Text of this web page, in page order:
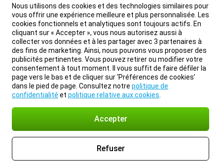
Nous utilisons des cookies et des technologies similaires pour
vous offrir une expérience meilleure et plus personnalisée. Les
cookies fonctionnels et analytiques sont toujours actifs. En
cliquant sur « Accepter », vous nous autorisez aussi à
collecter vos données et à les partager avec 3 partenaires à
des fins de marketing. Ainsi, nous pouvons vous proposer des
publicités pertinentes. Vous pouvez retirer ou modifier votre
consentement à tout moment. Il vous suffit de faire défiler la
page vers le bas et de cliquer sur ‘Préférences de cookies’
dans le pied de page. Consultez notre politique de
confidentialité et politique relative aux cookies
Accepter
Refuser